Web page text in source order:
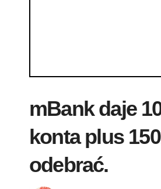
mBank daje
konta plus
odebrać.